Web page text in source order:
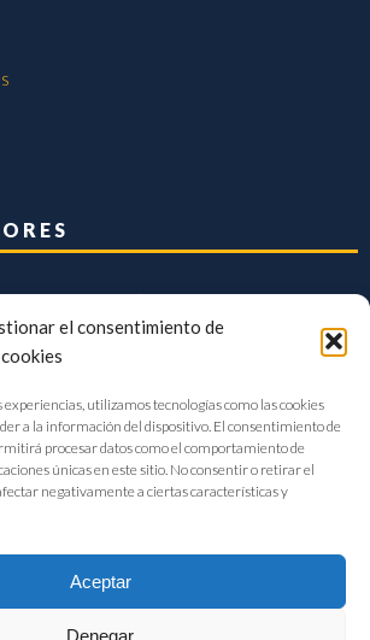
el consentimiento de
utilizamos tecnologías como las cookies
a la información del dispositivo. El consentimiento de
procesar datos como el comportamiento de
únicas en este sitio. No consentir o retirar el
negativamente a ciertas características y
Aceptar
Denegar